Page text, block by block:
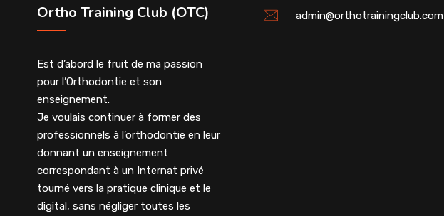
Ortho Training Club (OTC)
Est d’abord le fruit de ma passion
pour l’Orthodontie et son
enseignement.
Je voulais continuer à former des
professionnels à l’orthodontie en leur
donnant un enseignement
correspondant à un Internat privé
tourné vers la pratique clinique et le
digital, sans négliger toutes les
admin@orthotrainingclub.com